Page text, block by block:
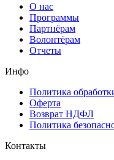
О нас
Программы
Партнёрам
Волонтёрам
Отчеты
Инфо
Политика
Оферта
Возврат НДФЛ
Политика
Контакты